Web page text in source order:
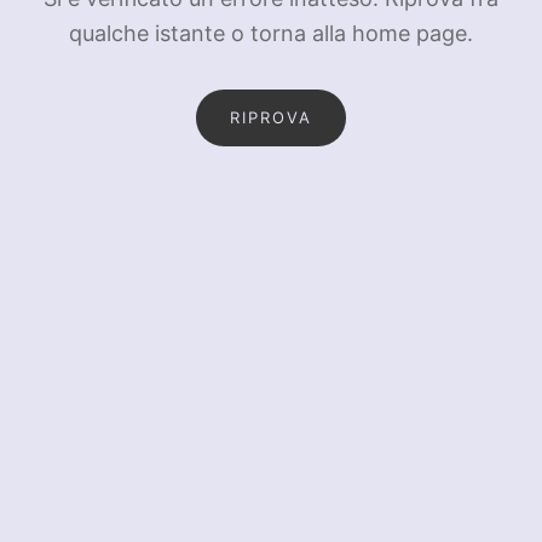
qualche istante o torna alla home page.
RIPROVA